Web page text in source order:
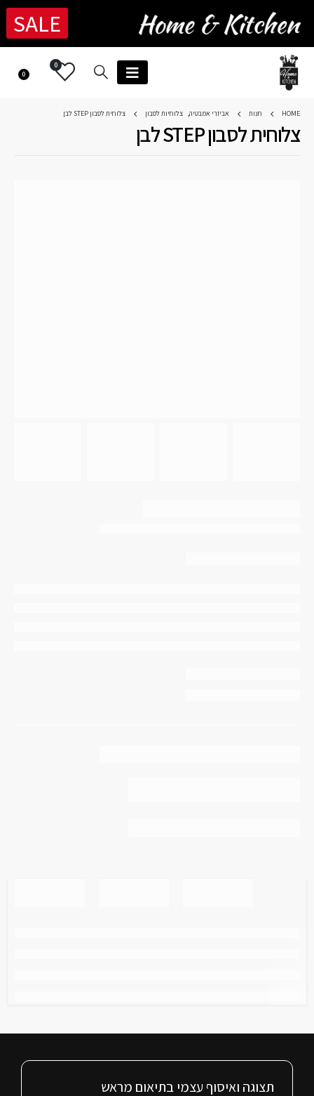
SALE
0
0
HOME חנות אביזרי אמבטיה, צלוחיות לסבון צלוחית לסבון STEP לבן
צלוחית לסבון STEP לבן
תצוגה ואיסוף עצמי בתיאום מראש